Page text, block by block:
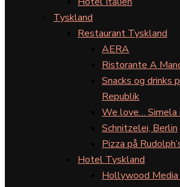
Tyskland
Restaurant Tyskland
AERA
Ristorante A
Snacks og drinks
Republik
We love… Simela
Schnitzelei, Berlin
Pizza på
Hotel Tyskland
Hollywood